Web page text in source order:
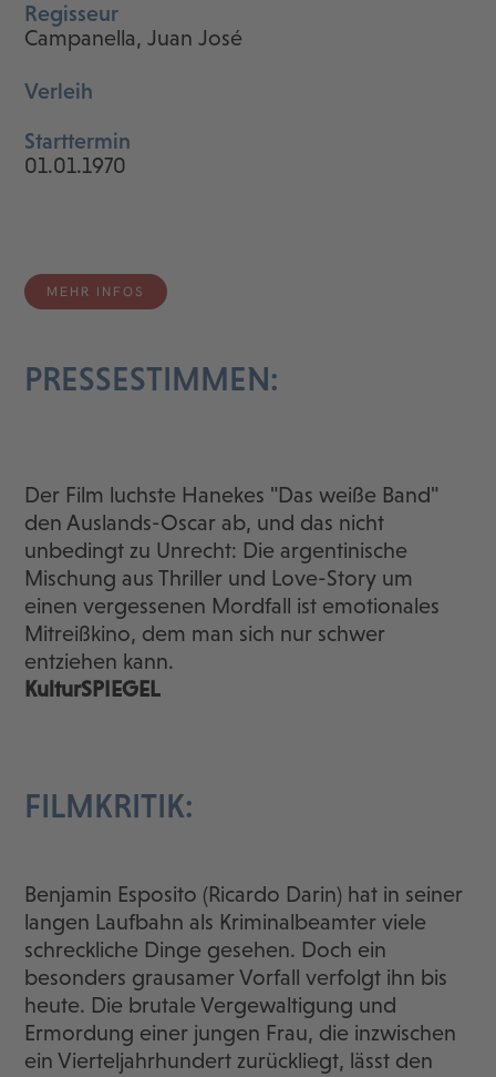
Regisseur
Campanella, Juan José
Verleih
Starttermin
01.01.1970
MEHR INFOS
PRESSESTIMMEN:
Der Film luchste Hanekes "Das weiße Band"
den Auslands-Oscar ab, und das nicht
unbedingt zu Unrecht: Die argentinische
Mischung aus Thriller und Love-Story um
einen vergessenen Mordfall ist emotionales
Mitreißkino, dem man sich nur schwer
entziehen kann.
KulturSPIEGEL
FILMKRITIK:
Benjamin Esposito (Ricardo Darin) hat in seiner
langen Laufbahn als Kriminalbeamter viele
schreckliche Dinge gesehen. Doch ein
besonders grausamer Vorfall verfolgt ihn bis
heute. Die brutale Vergewaltigung und
Ermordung einer jungen Frau, die inzwischen
ein Vierteljahrhundert zurückliegt, lässt den